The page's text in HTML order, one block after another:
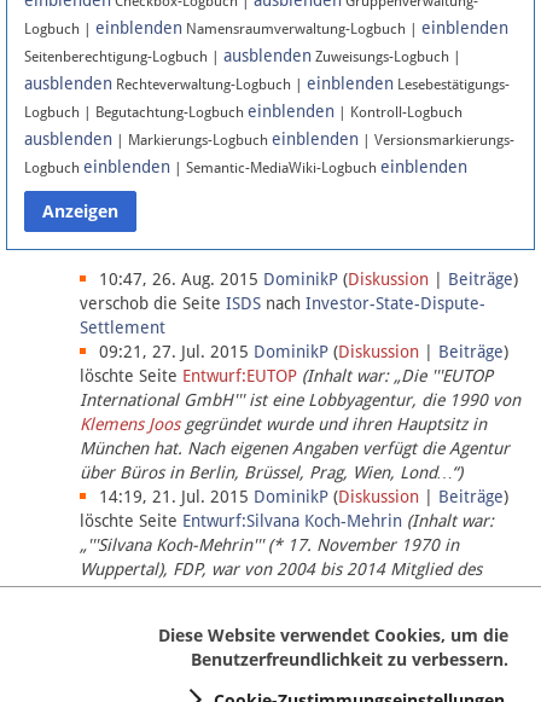
Instagram
Anmelden
Datenschutz
Über Lobbypedia
Impressum
Logbuch | einblenden Namensraumverwaltung-Logbuch | einblenden
Seitenberechtigung-Logbuch | ausblenden Zuweisungs-Logbuch |
ausblenden Rechteverwaltung-Logbuch | einblenden Lesebestätigungs-
Logbuch | Begutachtung-Logbuch einblenden | Kontroll-Logbuch
ausblenden | Markierungs-Logbuch einblenden | Versionsmarkierungs-
Logbuch einblenden | Semantic-MediaWiki-Logbuch einblenden
10:47, 26. Aug. 2015 DominikP (Diskussion Beiträge)
verschob die Seite ISDS nach Investor-State-Dispute-
Settlement
09:21, 27. Jul. 2015 DominikP (Diskussion Beiträge)
löschte Seite Entwurf:EUTOP (Inhalt war: „Die '''EUTOP
International GmbH''' ist eine Lobbyagentur, die 1990 von
Klemens Joosgegründet wurde und ihren Hauptsitz in
München hat. Nach eigenen Angaben verfügt die Agentur
über Büros in Berlin, Brüssel, Prag, Wien, Lond…“)
14:19, 21. Jul. 2015 DominikP (Diskussion Beiträge)
löschte Seite Entwurf:Silvana Koch-Mehrin (Inhalt war:
„'''Silvana Koch-Mehrin''' (* 17. November 1970 in
Wuppertal), FDP, war von 2004 bis 2014 Mitglied des
Europäischen Parlaments, seit November 2014 ist sie für
Diese Website verwendet Cookies, um die
Benutzerfreundlichkeit zu verbessern.